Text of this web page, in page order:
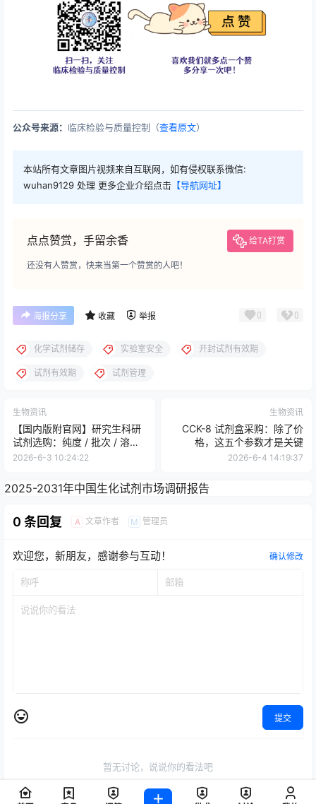
公众号来源： 临床检验与质量控制（查看原文）
本站所有文章图片视频来自互联网，如有侵权联系微信:
wuhan9129 处理 更多企业介绍点击 【导航网址】
点点赞赏，手留余香 给TA打赏
还没有人赞赏，快来当第一个赞赏的人吧！
海报分享 收藏 举报 0 0
化学试剂储存 实验室安全 开封试剂有效期
试剂有效期 试剂管理
生物资讯
【国内版附官网】研究生科研
试剂选购：纯度 / 批次 / 溶剂
一次讲清
2026-6-3 10:24:22
生物资讯
CCK-8 试剂盒采购：除了价
格，这五个参数才是关键
2026-6-4 14:19:37
2025-2031年中国生化试剂市场调研报告
0 条回复 A 文章作者 M 管理员
欢迎您，新朋友，感谢参与互动！ 确认修改
提交
暂无讨论，说说你的看法吧